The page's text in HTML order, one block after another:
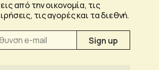
από την οικονομία, τις
τις αγορές και τα διεθνή.